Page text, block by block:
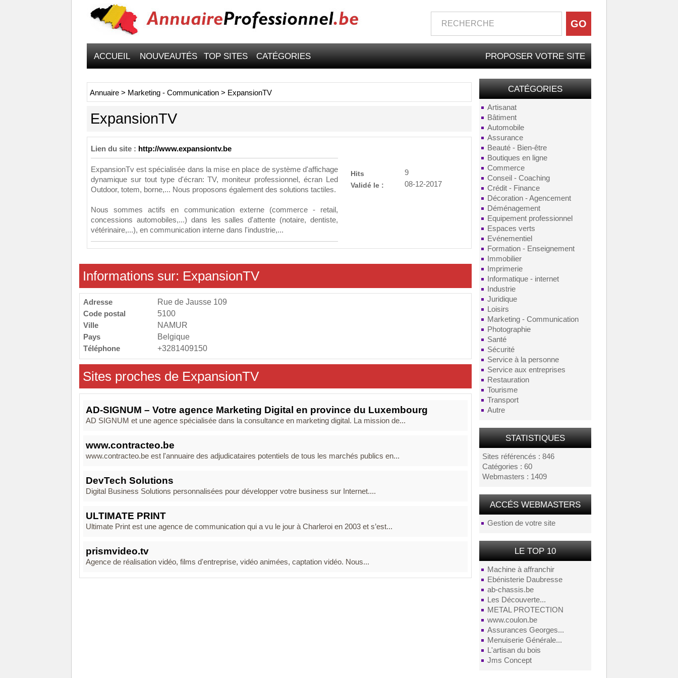
ACCUEIL NOUVEAUTÉS TOP SITES CATÉGORIES PROPOSER VOTRE SITE
CATÉGORIES
Artisanat
Bâtiment
Automobile
Assurance
Beauté - Bien-être
Boutiques en ligne
Commerce
Conseil - Coaching
Crédit - Finance
Décoration - Agencement
Déménagement
Equipement professionnel
Espaces verts
Evénementiel
Formation - Enseignement
Immobilier
Imprimerie
Informatique - internet
Industrie
Juridique
Loisirs
Marketing - Communication
Photographie
Santé
Sécurité
Service à la personne
Service aux entreprises
Restauration
Tourisme
Transport
Autre
STATISTIQUES
Sites référencés : 846
Catégories : 60
Webmasters : 1409
ACCÉS WEBMASTERS
Gestion de votre site
LE TOP 10
Machine à affranchir
Ebénisterie Daubresse
ab-chassis.be
Les Découverte...
METAL PROTECTION
www.coulon.be
Assurances Georges...
Menuiserie Générale...
L'artisan du bois
Jms Concept
Annuaire > Marketing - Communication > ExpansionTV
ExpansionTV
Lien du site : http://www.expansiontv.be
ExpansionTv est spécialisée dans la mise en place de système d'affichage
dynamique sur tout type d'écran: TV, moniteur professionnel, écran Led
Outdoor, totem, borne,... Nous proposons également des solutions tactiles.
Nous sommes actifs en communication externe (commerce - retail,
concessions automobiles,...) dans les salles d'attente (notaire, dentiste,
vétérinaire,...), en communication interne dans l'industrie,...
Hits
9
Validé le :
08-12-2017
Informations sur: ExpansionTV
Adresse
Rue de Jausse 109
Code postal
5100
Ville
NAMUR
Pays
Belgique
Téléphone
+3281409150
Sites proches de ExpansionTV
AD-SIGNUM – Votre agence Marketing Digital en province du Luxembourg
AD SIGNUM et une agence spécialisée dans la consultance en marketing digital. La mission de...
www.contracteo.be
www.contracteo.be est l'annuaire des adjudicataires potentiels de tous les marchés publics en...
DevTech Solutions
Digital Business Solutions personnalisées pour développer votre business sur Internet....
ULTIMATE PRINT
Ultimate Print est une agence de communication qui a vu le jour à Charleroi en 2003 et s’est...
prismvideo.tv
Agence de réalisation vidéo, films d'entreprise, vidéo animées, captation vidéo. Nous...